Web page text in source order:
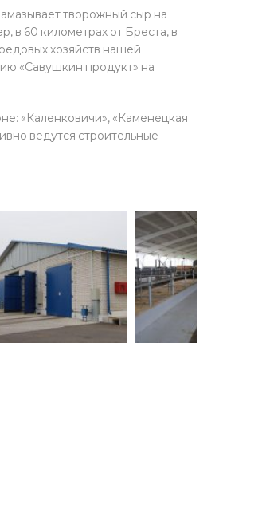
творожный сыр на
в 60 километрах от Бреста, в
хозяйств нашей
«Савушкин продукт» на
«Каленковичи», «Каменецкая
ведутся строительные